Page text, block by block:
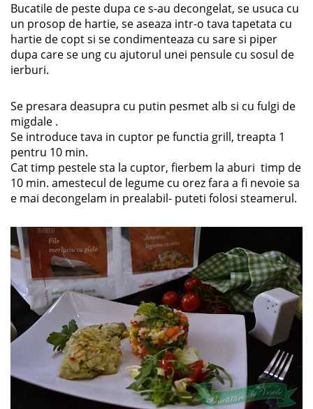
Bucatile de peste dupa ce s-au decongelat, se usuca cu
un prosop de hartie, se aseaza intr-o tava tapetata cu
hartie de copt si se condimenteaza cu sare si piper
dupa care se ung cu ajutorul unei pensule cu sosul de
ierburi.
Se presara deasupra cu putin pesmet alb si cu fulgi de
migdale .
Se introduce tava in cuptor pe functia grill, treapta 1
pentru 10 min.
Cat timp pestele sta la cuptor, fierbem la aburi timp de
10 min. amestecul de legume cu orez fara a fi nevoie sa
e mai decongelam in prealabil- puteti folosi steamerul.